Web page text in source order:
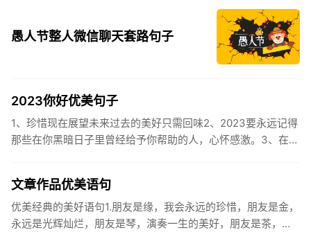
愚人节整人微信聊天套路句子
2023你好优美句子
1、珍惜现在展望未来过去的美好只需回味2、2023要永远记得
那些在你黑暗日子里曾经给予你帮助的人，心怀感激。3、在苦
文章作品优美语句
优美经典的美好语句1.朋友是缘，我会永远的珍惜，朋友是金，
永远是光辉灿烂，朋友是琴，演奏一生的美好，朋友是茶，品